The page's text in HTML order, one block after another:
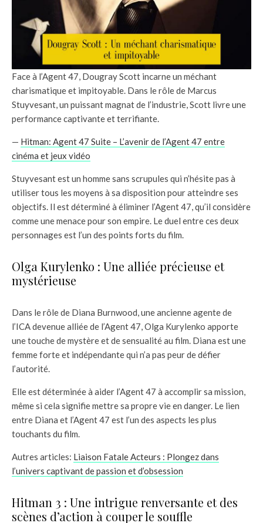
Face à l’Agent 47, Dougray Scott incarne un méchant
charismatique et impitoyable. Dans le rôle de Marcus
Stuyvesant, un puissant magnat de l’industrie, Scott livre une
performance captivante et terrifiante.
— Hitman: Agent 47 Suite – L’avenir de l’Agent 47 entre
cinéma et jeux vidéo
Stuyvesant est un homme sans scrupules qui n’hésite pas à
utiliser tous les moyens à sa disposition pour atteindre ses
objectifs. Il est déterminé à éliminer l’Agent 47, qu’il considère
comme une menace pour son empire. Le duel entre ces deux
personnages est l’un des points forts du film.
Olga Kurylenko : Une alliée précieuse et
mystérieuse
Dans le rôle de Diana Burnwood, une ancienne agente de
l’ICA devenue alliée de l’Agent 47, Olga Kurylenko apporte
une touche de mystère et de sensualité au film. Diana est une
femme forte et indépendante qui n’a pas peur de défier
l’autorité.
Elle est déterminée à aider l’Agent 47 à accomplir sa mission,
même si cela signifie mettre sa propre vie en danger. Le lien
entre Diana et l’Agent 47 est l’un des aspects les plus
touchants du film.
Autres articles: Liaison Fatale Acteurs : Plongez dans
l’univers captivant de passion et d’obsession
Hitman 3 : Une intrigue renversante et des
scènes d’action à couper le souffle